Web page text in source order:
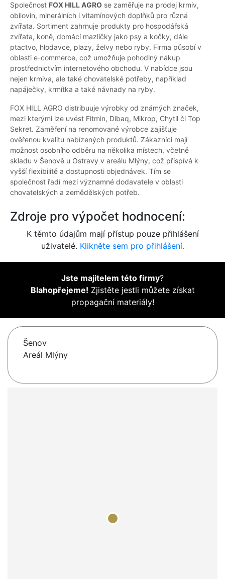
Společnost FOX HILL AGRO se zaměřuje na prodej krmiv,
obilovin, minerálních i vitamínových doplňků pro různá
zvířata. Sortiment zahrnuje produkty pro hospodářská
zvířata, koně, domácí mazlíčky jako psy a kočky, dále
ptactvo, hlodavce, plazy, želvy nebo ryby. Firma působí v
oblasti e-commerce, což umožňuje pohodlný nákup
prostřednictvím internetového obchodu. V nabídce jsou
nejen krmiva, ale také chovatelské potřeby, například
napáječky, krmítka a také návnady na ryby.
FOX HILL AGRO distribuuje výrobky od známých značek,
mezi kterými lze uvést Fitmin, Dibaq, Mikrop, Chytil či Top
Sekret. Zaměření na renomované výrobce zajišťuje
ověřenou kvalitu nabízených produktů. Zákazníci mají
možnost osobního odběru na několika místech, včetně
skladu v Šenově u Ostravy v areálu Mlýny, což přispívá k
vyšší flexibilitě a dostupnosti objednávek. Tím se
společnost řadí mezi významné dodavatele v oblasti
chovatelských a zemědělských potřeb.
Zdroje pro výpočet hodnocení:
K těmto údajům mají přístup pouze přihlášení
uživatelé. Klikněte sem pro přihlášení.
Jste majitelem této firmy?
Blahopřejeme! Zjistěte jestli můžete získat
propagační materiály!
Šenov
Areál Mlýny